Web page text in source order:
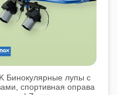
Бинокулярные лупы с
спортивная оправа